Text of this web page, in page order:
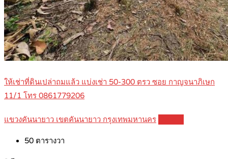
ให้เช่าที่ดินเปล่าถมแล้ว แบ่งเช่า 50-300 ตรว ซอย กาญจนาภิเษก
11/1 โทร 0861779206
แขวงคันนายาว เขตคันนายาว กรุงเทพมหานคร
50 ตารางวา